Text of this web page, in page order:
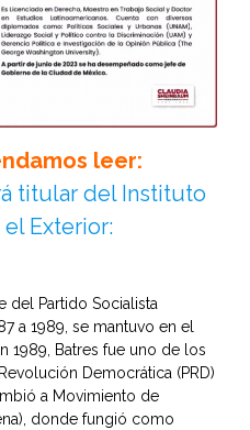
leer:
titular del Instituto
Exterior:
del Partido Socialista
a 1989, se mantuvo en el
1989, Batres fue uno de los
Democrática (PRD)
a Movimiento de
donde fungió como